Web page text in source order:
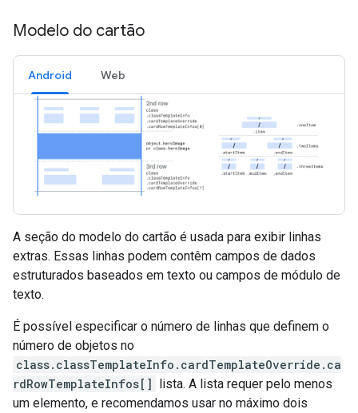
Modelo do cartão
Android Web
A seção do modelo do cartão é usada para exibir linhas
extras. Essas linhas podem contêm campos de dados
estruturados baseados em texto ou campos de módulo de
texto.
É possível especificar o número de linhas que definem o
número de objetos no
class.classTemplateInfo.cardTemplateOverride.ca
rdRowTemplateInfos[] lista. A lista requer pelo menos
um elemento, e recomendamos usar no máximo dois